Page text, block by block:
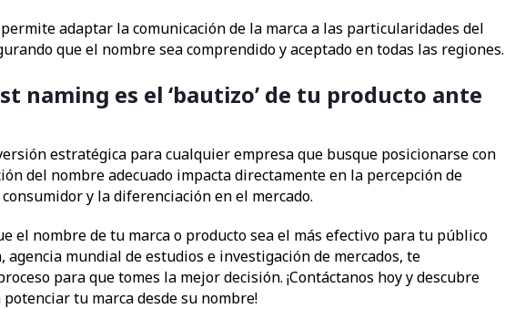
adaptar la comunicación de la marca a las particularidades del
que el nombre sea comprendido y aceptado en todas las regiones.
naming es el ‘bautizo’ de tu producto ante
estratégica para cualquier empresa que busque posicionarse con
del nombre adecuado impacta directamente en la percepción de
y la diferenciación en el mercado.
el nombre de tu marca o producto sea el más efectivo para tu público
agencia mundial de estudios e investigación de mercados, te
para que tomes la mejor decisión. ¡Contáctanos hoy y descubre
tu marca desde su nombre!